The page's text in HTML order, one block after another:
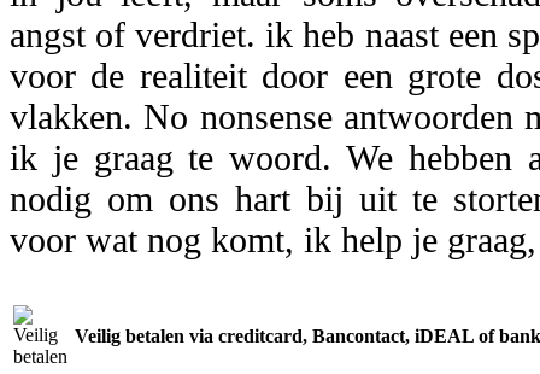
angst of verdriet. ik heb naast een
voor de realiteit door een grote
vlakken. No nonsense antwoorden
ik je graag te woord. We hebben
nodig om ons hart bij uit te
voor wat nog komt, ik help je
Veilig betalen via creditcard, Bancontact, iDEAL of